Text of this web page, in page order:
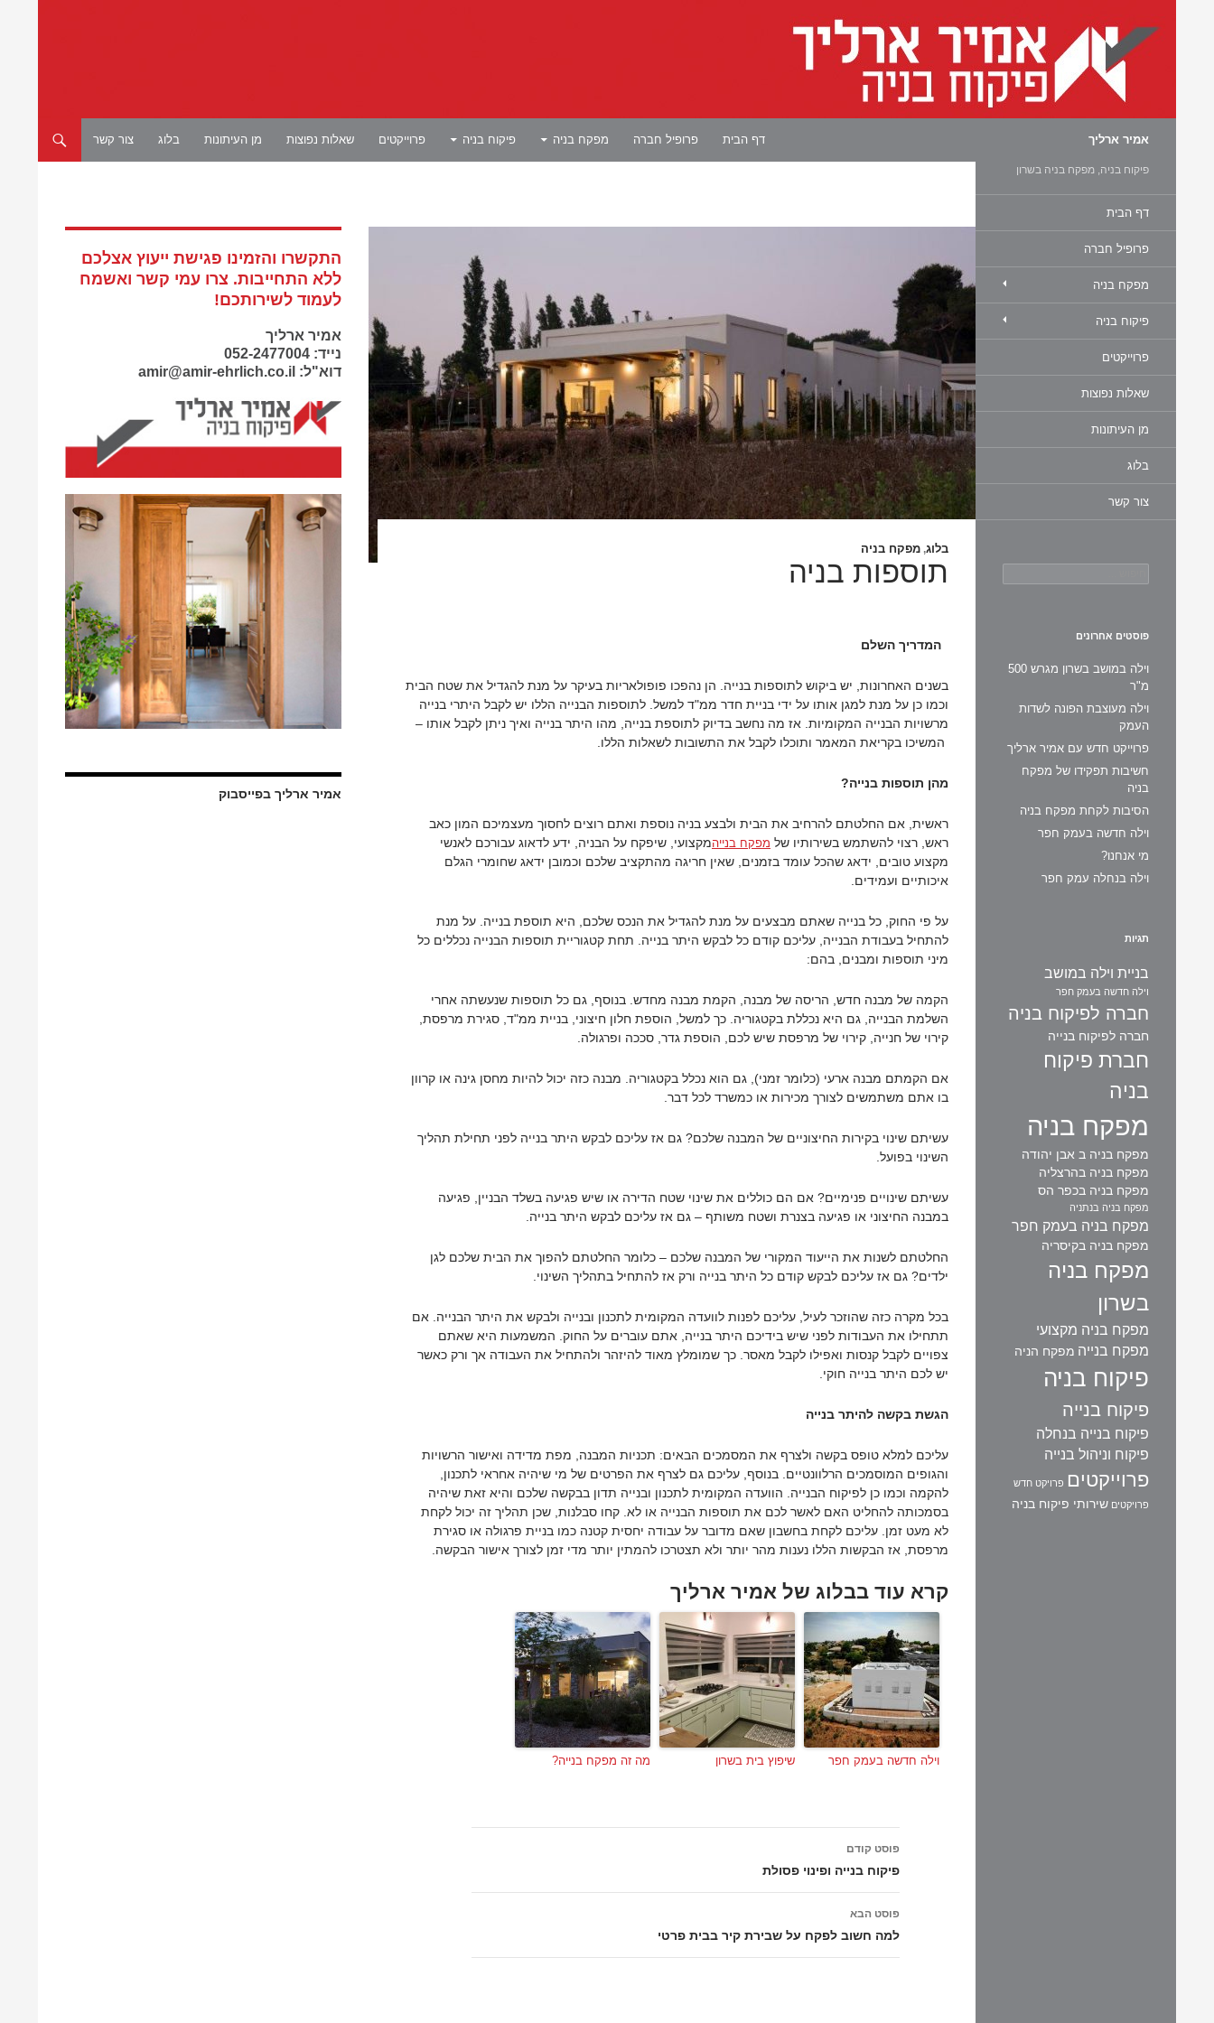
אמיר ארליך
דף הבית
פרופיל חברה מפקח בניה פיקוח בניה פרוייקטים שאלות נפוצות מן העיתונות בלוג צור קשר
בלוג, מפקח בניה
תוספות בניה
המדריך השלם
בשנים האחרונות, יש ביקוש לתוספות בנייה. הן נהפכו פופולאריות בעיקר על מנת להגדיל את שטח הבית
וכמו כן על מנת למגן אותו על ידי בניית חדר ממ"ד למשל. לתוספות הבנייה הללו יש לקבל היתרי בנייה
מרשויות הבנייה המקומיות. אז מה נחשב בדיוק לתוספת בנייה, מהו היתר בנייה ואיך ניתן לקבל אותו –
המשיכו בקריאת המאמר ותוכלו לקבל את התשובות לשאלות הללו.
מהן תוספות בנייה?
ראשית, אם החלטתם להרחיב את הבית ולבצע בניה נוספת ואתם רוצים לחסוך מעצמיכם המון כאב
ראש, רצוי להשתמש בשירותיו של מפקח בנייהמקצועי, שיפקח על הבניה, ידע לדאוג עבורכם לאנשי
מקצוע טובים, ידאג שהכל עומד בזמנים, שאין חריגה מהתקציב שלכם וכמובן ידאג שחומרי הגלם
איכותיים ועמידים.
על פי החוק, כל בנייה שאתם מבצעים על מנת להגדיל את הנכס שלכם, היא תוספת בנייה. על מנת
להתחיל בעבודת הבנייה, עליכם קודם כל לבקש היתר בנייה. תחת קטגוריית תוספות הבנייה נכללים כל
מיני תוספות ומבנים, בהם:
הקמה של מבנה חדש, הריסה של מבנה, הקמת מבנה מחדש. בנוסף, גם כל תוספות שנעשתה אחרי
השלמת הבנייה, גם היא נכללת בקטגוריה. כך למשל, הוספת חלון חיצוני, בניית ממ"ד, סגירת מרפסת,
קירוי של חנייה, קירוי של מרפסת שיש לכם, הוספת גדר, סככה ופרגולה.
אם הקמתם מבנה ארעי (כלומר זמני), גם הוא נכלל בקטגוריה. מבנה כזה יכול להיות מחסן גינה או קרוון
בו אתם משתמשים לצורך מכירות או כמשרד לכל דבר.
עשיתם שינוי בקירות החיצוניים של המבנה שלכם? גם אז עליכם לבקש היתר בנייה לפני תחילת תהליך
השינוי בפועל.
עשיתם שינויים פנימיים? אם הם כוללים את שינוי שטח הדירה או שיש פגיעה בשלד הבניין, פגיעה
במבנה החיצוני או פגיעה בצנרת ושטח משותף – גם אז עליכם לבקש היתר בנייה.
החלטתם לשנות את הייעוד המקורי של המבנה שלכם – כלומר החלטתם להפוך את הבית שלכם לגן
ילדים? גם אז עליכם לבקש קודם כל היתר בנייה ורק אז להתחיל בתהליך השינוי.
בכל מקרה כזה שהוזכר לעיל, עליכם לפנות לוועדה המקומית לתכנון ובנייה ולבקש את היתר הבנייה. אם
תתחילו את העבודות לפני שיש בידיכם היתר בנייה, אתם עוברים על החוק. המשמעות היא שאתם
צפויים לקבל קנסות ואפילו לקבל מאסר. כך שמומלץ מאוד להיזהר ולהתחיל את העבודה אך ורק כאשר
יש לכם היתר בנייה חוקי.
הגשת בקשה להיתר בנייה
עליכם למלא טופס בקשה ולצרף את המסמכים הבאים: תכניות המבנה, מפת מדידה ואישור הרשויות
והגופים המוסמכים הרלוונטיים. בנוסף, עליכם גם לצרף את הפרטים של מי שיהיה אחראי לתכנון,
להקמה וכמו כן לפיקוח הבנייה. הוועדה המקומית לתכנון ובנייה תדון בבקשה שלכם והיא זאת שיהיה
בסמכותה להחליט האם לאשר לכם את תוספות הבנייה או לא. קחו סבלנות, שכן תהליך זה יכול לקחת
לא מעט זמן. עליכם לקחת בחשבון שאם מדובר על עבודה יחסית קטנה כמו בניית פרגולה או סגירת
מרפסת, אז הבקשות הללו נענות מהר יותר ולא תצטרכו להמתין יותר מדי זמן לצורך אישור הבקשה.
קרא עוד בבלוג של אמיר ארליך
וילה חדשה בעמק חפר שיפוץ בית בשרון מה זה מפקח בנייה?
ניווט
בפוסטים
פוסט קודם
פיקוח בנייה ופינוי פסולת
פוסט הבא
למה חשוב לפקח על שבירת קיר בבית פרטי
התקשרו והזמינו פגישת ייעוץ אצלכם
ללא התחייבות. צרו עמי קשר ואשמח
לעמוד לשירותכם!
אמיר ארליך
נייד: 052-2477004
דוא"ל: amir@amir-ehrlich.co.il
אמיר ארליך בפייסבוק
פיקוח בניה, מפקח בניה בשרון
דף הבית
פרופיל חברה
מפקח בניה
פיקוח בניה
פרוייקטים
שאלות נפוצות
מן העיתונות
בלוג
צור קשר
פוסטים אחרונים
וילה במושב בשרון מגרש 500
מ"ר
וילה מעוצבת הפונה לשדות
העמק
פרוייקט חדש עם אמיר ארליך
חשיבות תפקידו של מפקח
בניה
הסיבות לקחת מפקח בניה
וילה חדשה בעמק חפר
מי אנחנו?
וילה בנחלה עמק חפר
תגיות
בניית וילה במושב
וילה חדשה בעמק חפר
חברה לפיקוח בניה
חברה לפיקוח בנייה
חברת פיקוח
בניה
מפקח בניה
מפקח בניה ב אבן יהודה
מפקח בניה בהרצליה
מפקח בניה בכפר הס
מפקח בניה בנתניה
מפקח בניה בעמק חפר
מפקח בניה בקיסריה
מפקח בניה
בשרון
מפקח בניה מקצועי
מפקח בנייה מפקח הניה
פיקוח בניה
פיקוח בנייה
פיקוח בנייה בנחלה
פיקוח וניהול בנייה
פרוייקטים פרויקט חדש
פרויקטים שירותי פיקוח בניה